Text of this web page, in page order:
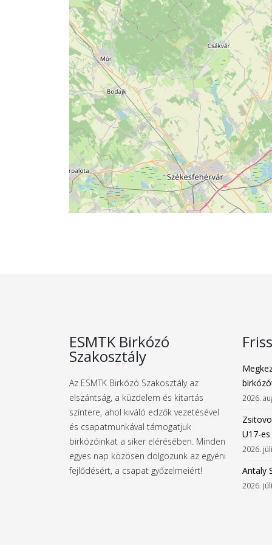
ESMTK Birkózó
Szakosztály
Az ESMTK Birkózó Szakosztály az
elszántság, a küzdelem és kitartás
színtere, ahol kiváló edzők vezetésével
és csapatmunkával támogatjuk
birkózóinkat a siker elérésében. Minden
egyes nap közösen dolgozunk az egyéni
fejlődésért, a csapat győzelmeiért!
2026.
U17-
2026.
Antaly
2026.